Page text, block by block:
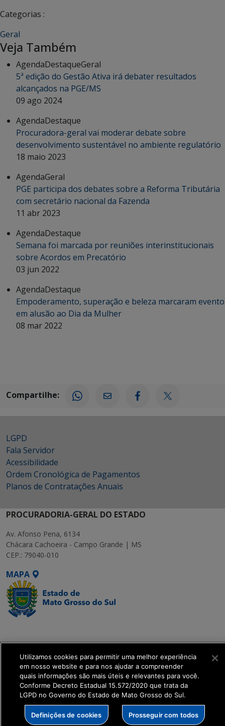
Categorias :
Geral
Veja Também
AgendaDestaqueGeral
5ª edição do Gestão Ativa irá debater resultados
alcançados na PGE/MS
09 ago 2024
AgendaDestaque
Procuradora-geral vai moderar debate sobre
desenvolvimento sustentável no ambiente regulatório
18 maio 2023
AgendaGeral
PGE participa dos debates sobre a Reforma Tributária
com secretário nacional da Fazenda
11 abr 2023
AgendaDestaque
Semana foi marcada por reuniões interinstitucionais
sobre Acordos em Precatório
03 jun 2022
AgendaDestaque
Empoderamento, superação e beleza marcaram evento
em alusão ao Dia da Mulher
08 mar 2022
Compartilhe:
LGPD
Fala Servidor
Acessibilidade
Ordem Cronológica de Pagamentos
Planos de Contratações Anuais
PROCURADORIA-GERAL DO ESTADO
Av. Afonso Pena, 6134
Chácara Cachoeira - Campo Grande | MS
CEP.: 79040-010
MAPA
Executiva de
Transformação Digital
get_footer();
Utilizamos cookies para permitir uma melhor experiência
em nosso website e para nos ajudar a compreender
quais informações são mais úteis e relevantes para você.
Conforme Decreto Estadual 15.572/2020 que trata da
LGPD no Governo do Estado de Mato Grosso do Sul.
Definições de cookies Prosseguir com todos